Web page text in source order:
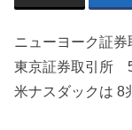
ニューヨーク証
東京証券取引所
米ナスダックは 8